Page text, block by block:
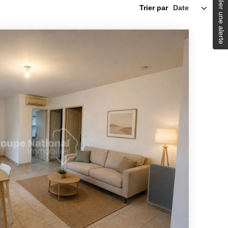
Créer une alerte
Trier par